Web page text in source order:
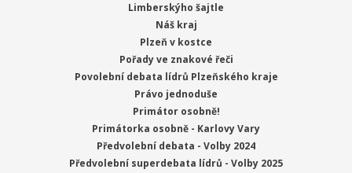
Limberskýho šajtle
Náš kraj
Plzeň v kostce
Pořady ve znakové řeči
Povolební debata lídrů Plzeňského kraje
Právo jednoduše
Primátor osobně!
Primátorka osobně - Karlovy Vary
Předvolební debata - Volby 2024
Předvolební superdebata lídrů - Volby 2025